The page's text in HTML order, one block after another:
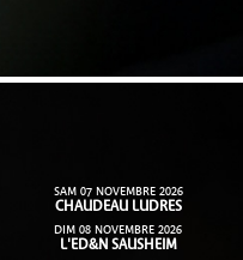
SAM 07 NOVEMBRE 2026
CHAUDEAU LUDRES
DIM 08 NOVEMBRE 2026
L'ED&N SAUSHEIM